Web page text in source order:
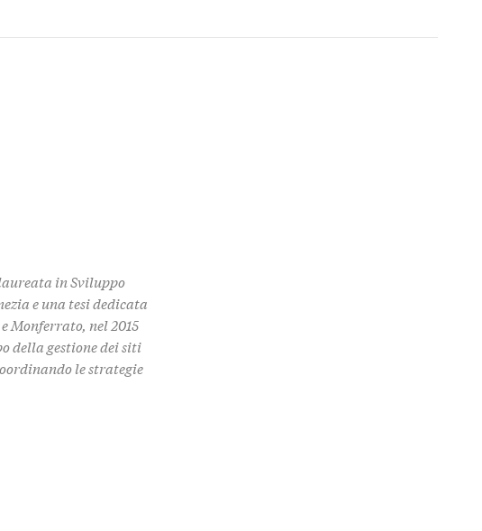
in Sviluppo
e una tesi dedicata
Monferrato, nel 2015
della gestione dei siti
le strategie